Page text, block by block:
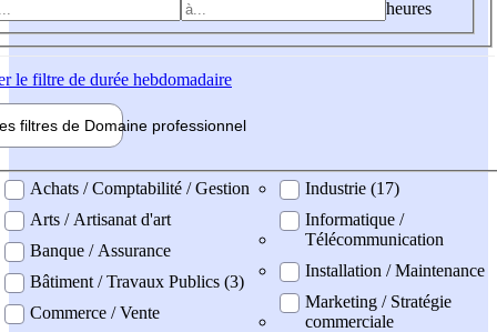
heures
le filtre de durée hebdomadaire
filtres de Domaine professionnel
professionel
Achats / Comptabilité / Gestion
Arts / Artisanat d'art
Banque / Assurance
Bâtiment / Travaux Publics (3)
Commerce / Vente
Industrie (17)
Informatique /
Télécommunication
Installation / Maintenance
Marketing / Stratégie
commerciale